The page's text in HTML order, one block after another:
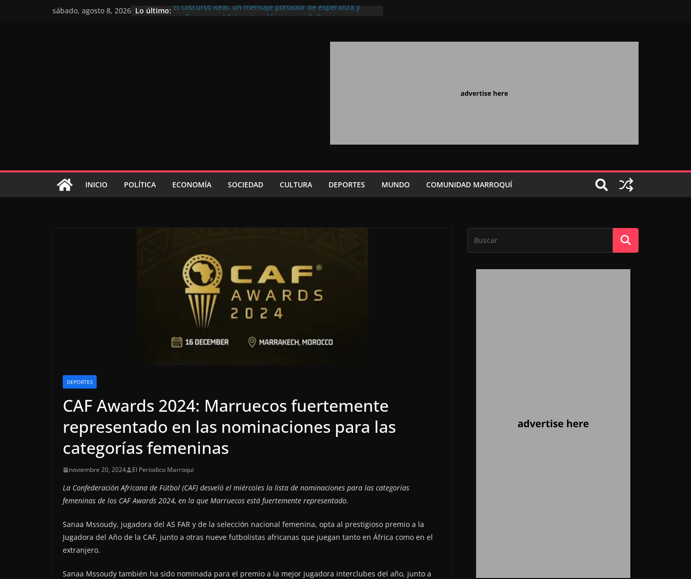
sábado, agosto 8, 2026 Lo último: El Discurso Real, un mensaje portador de esperanza y
Extranjero: al servicio de los grandes proyectos de
INICIO POLÍTICA ECONOMÍA SOCIEDAD CULTURA DEPORTES MUNDO COMUNIDAD MARROQUÍ
DEPORTES
CAF Awards 2024: Marruecos fuertemente
representado en las nominaciones para las
categorías femeninas
noviembre 20, 2024 El Periodico Marroqui
La Confederación Africana de Fútbol (CAF) desveló el miércoles la lista de nominaciones para las categorías
femeninas de los CAF Awards 2024, en la que Marruecos está fuertemente representado.
Sanaa Mssoudy, jugadora del AS FAR y de la selección nacional femenina, opta al prestigioso premio a la
Jugadora del Año de la CAF, junto a otras nueve futbolistas africanas que juegan tanto en África como en el
extranjero.
Sanaa Mssoudy también ha sido nominada para el premio a la mejor jugadora interclubes del año, junto a